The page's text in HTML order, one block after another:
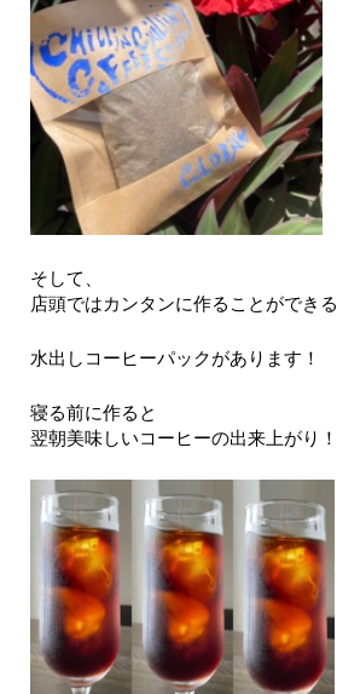
そして、
店頭ではカンタンに作ることができる
水出しコーヒーパックがあります！
寝る前に作ると
翌朝美味しいコーヒーの出来上がり！